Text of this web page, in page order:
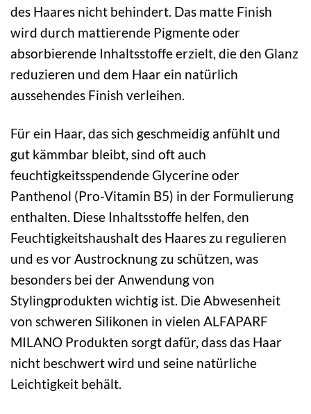
des Haares nicht behindert. Das matte Finish
wird durch mattierende Pigmente oder
absorbierende Inhaltsstoffe erzielt, die den Glanz
reduzieren und dem Haar ein natürlich
aussehendes Finish verleihen.
Für ein Haar, das sich geschmeidig anfühlt und
gut kämmbar bleibt, sind oft auch
feuchtigkeitsspendende Glycerine oder
Panthenol (Pro-Vitamin B5) in der Formulierung
enthalten. Diese Inhaltsstoffe helfen, den
Feuchtigkeitshaushalt des Haares zu regulieren
und es vor Austrocknung zu schützen, was
besonders bei der Anwendung von
Stylingprodukten wichtig ist. Die Abwesenheit
von schweren Silikonen in vielen ALFAPARF
MILANO Produkten sorgt dafür, dass das Haar
nicht beschwert wird und seine natürliche
Leichtigkeit behält.